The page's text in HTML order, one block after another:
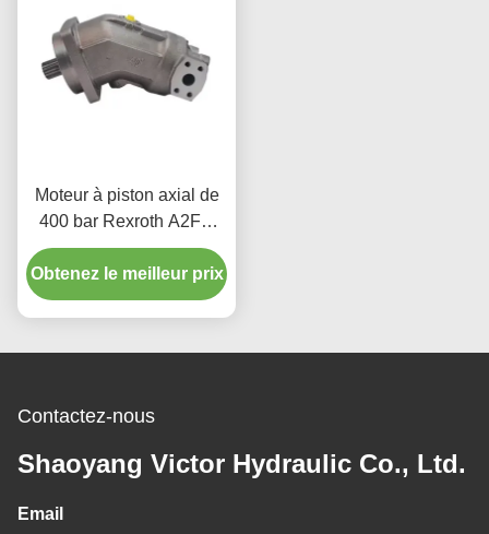
Moteur à piston axial de
400 bar Rexroth A2FM
Fonctionnement à faible
bruit Pour les
entraînements
Obtenez le meilleur prix
Contactez-nous
Shaoyang Victor Hydraulic Co., Ltd.
Email